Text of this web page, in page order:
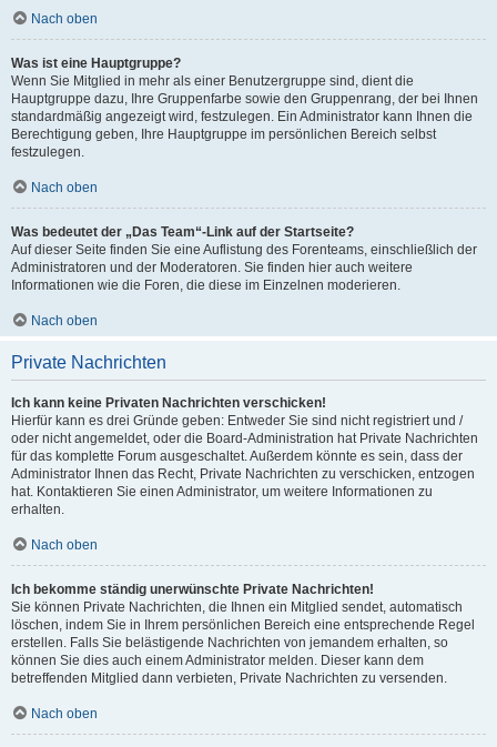
Nach oben
Was ist eine Hauptgruppe?
Wenn Sie Mitglied in mehr als einer Benutzergruppe sind, dient die
Hauptgruppe dazu, Ihre Gruppenfarbe sowie den Gruppenrang, der bei Ihnen
standardmäßig angezeigt wird, festzulegen. Ein Administrator kann Ihnen die
Berechtigung geben, Ihre Hauptgruppe im persönlichen Bereich selbst
festzulegen.
Nach oben
Was bedeutet der „Das Team“-Link auf der Startseite?
Auf dieser Seite finden Sie eine Auflistung des Forenteams, einschließlich der
Administratoren und der Moderatoren. Sie finden hier auch weitere
Informationen wie die Foren, die diese im Einzelnen moderieren.
Nach oben
Private Nachrichten
Ich kann keine Privaten Nachrichten verschicken!
Hierfür kann es drei Gründe geben: Entweder Sie sind nicht registriert und /
oder nicht angemeldet, oder die Board-Administration hat Private Nachrichten
für das komplette Forum ausgeschaltet. Außerdem könnte es sein, dass der
Administrator Ihnen das Recht, Private Nachrichten zu verschicken, entzogen
hat. Kontaktieren Sie einen Administrator, um weitere Informationen zu
erhalten.
Nach oben
Ich bekomme ständig unerwünschte Private Nachrichten!
Sie können Private Nachrichten, die Ihnen ein Mitglied sendet, automatisch
löschen, indem Sie in Ihrem persönlichen Bereich eine entsprechende Regel
erstellen. Falls Sie belästigende Nachrichten von jemandem erhalten, so
können Sie dies auch einem Administrator melden. Dieser kann dem
betreffenden Mitglied dann verbieten, Private Nachrichten zu versenden.
Nach oben